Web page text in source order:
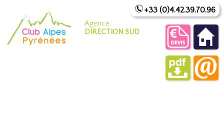
Agence
DIRECTION SUD
+33 (0)4.42.39.70.96